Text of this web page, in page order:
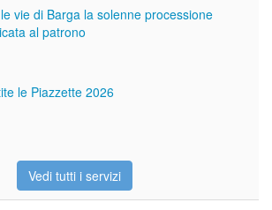
vie di Barga la solenne processione
al patrono
le Piazzette 2026
Vedi tutti i servizi